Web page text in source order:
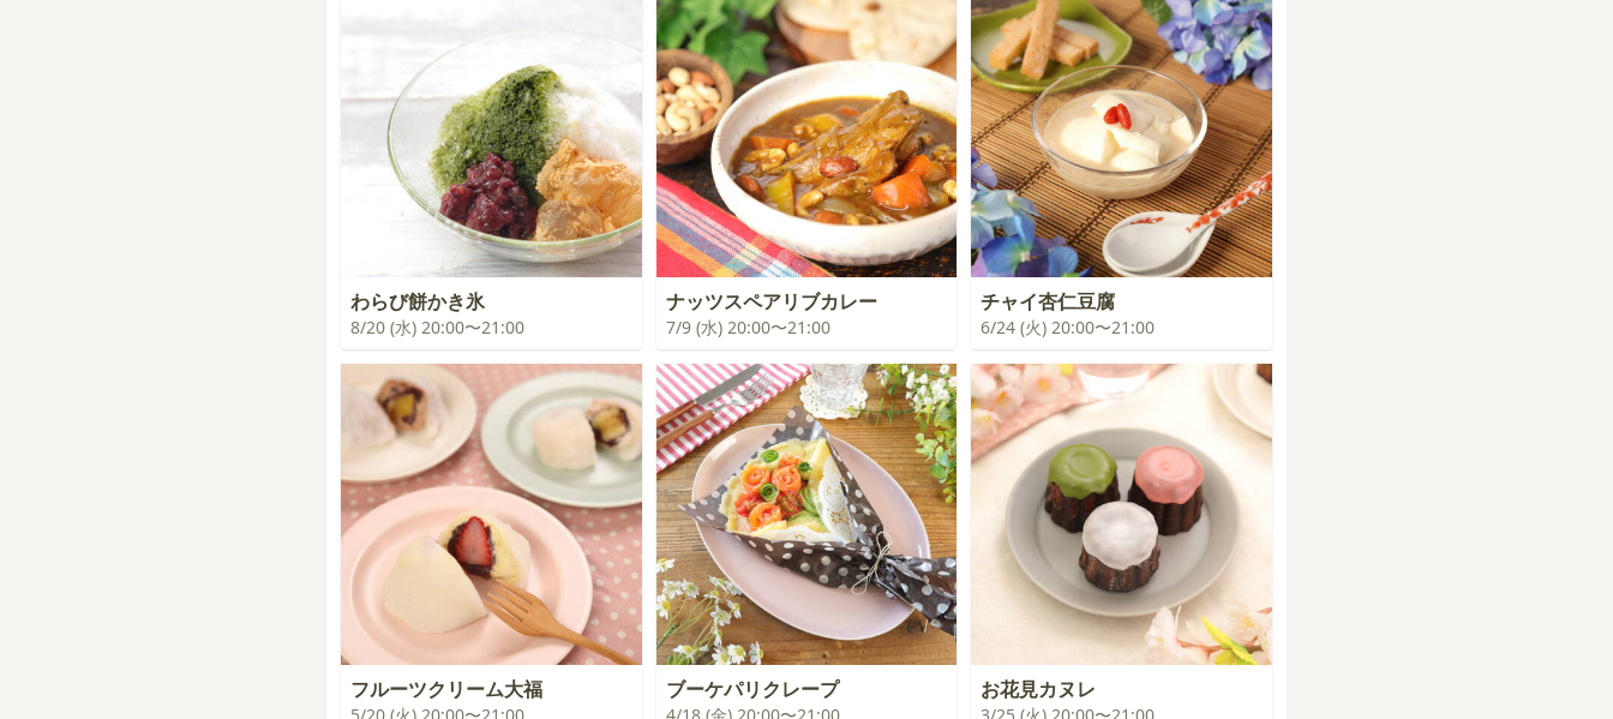
わらび餅かき氷
8/20 (水) 20:00〜21:00
ナッツスペアリブカレー
7/9 (水) 20:00〜21:00
チャイ杏仁豆腐
6/24 (火) 20:00〜21:00
フルーツクリーム大福 ブーケパリクレープ お花見カヌレ